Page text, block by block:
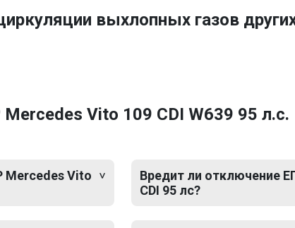
выхлопных газов
Vito 109 CDI W639 95 л.с.
Mercedes Vito
Вредит ли отключение
CDI 95 лс?